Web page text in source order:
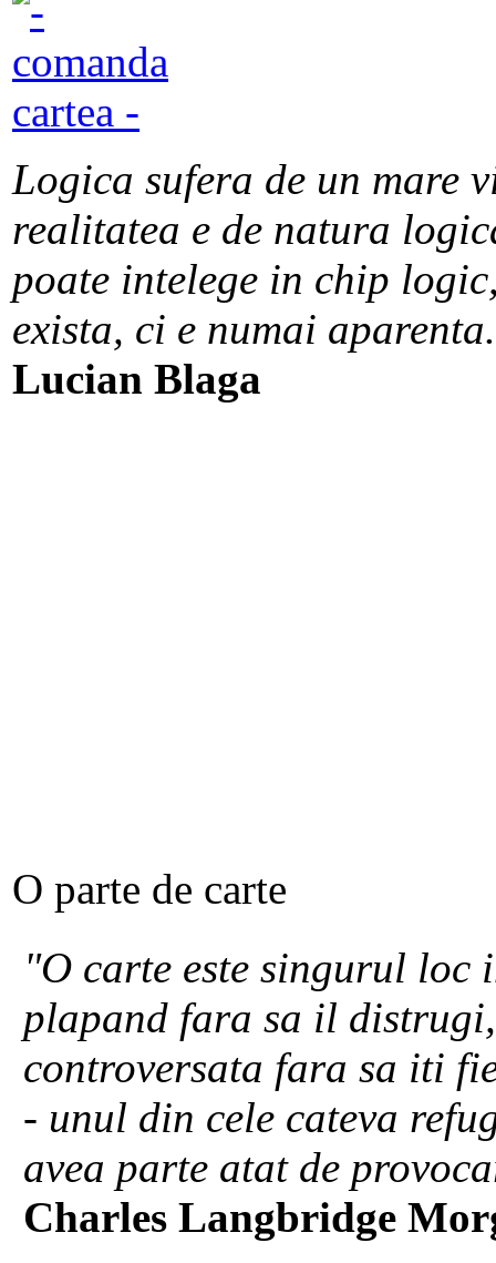
Logica sufera de un mare
realitatea e de natura
poate intelege in chip
exista, ci e numai
Lucian Blaga
O parte de carte
"O carte este singurul loc
plapand fara sa il
controversata fara sa iti
- unul din cele cateva
avea parte atat de
Charles Langbridge